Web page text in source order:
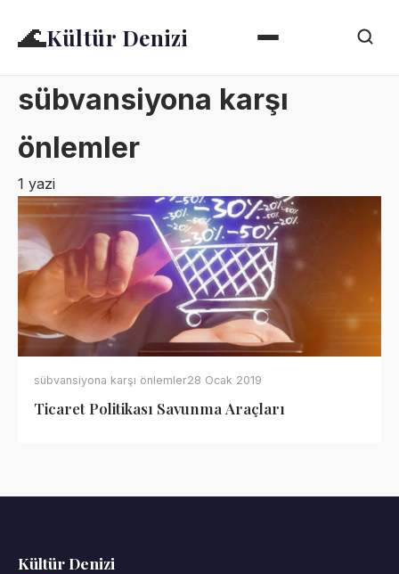
🌊Kültür Denizi
sübvansiyona karşı
önlemler
1 yazi
sübvansiyona karşı önlemler28 Ocak 2019
Ticaret Politikası Savunma Araçları
Kültür Denizi